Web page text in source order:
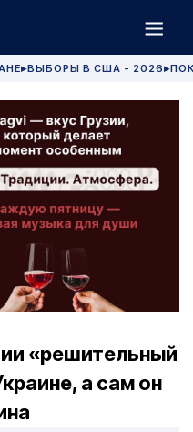
▶ВЫБОРЫ В США - 2026 ▶
«решительный
а сам он